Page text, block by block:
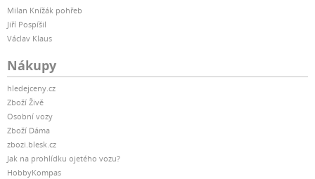
Milan Knížák pohřeb
Jiří Pospíšil
Václav Klaus
Nákupy
hledejceny.cz
Zboží Živě
Osobní vozy
Zboží Dáma
zbozi.blesk.cz
Jak na prohlídku ojetého vozu?
HobbyKompas